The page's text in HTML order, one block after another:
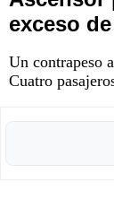
exceso
Un contrapeso
Cuatro